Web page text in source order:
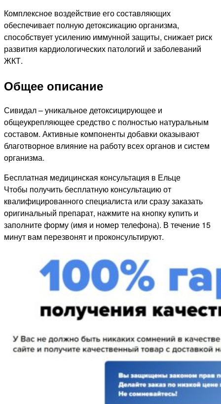
Комплексное воздействие его составляющих
обеспечивает полную детоксикацию организма,
способствует усилению иммунной защиты, снижает риск
развития кардиологических патологий и заболеваний
ЖКТ.
Общее описание
Сивидал – уникальное детоксицирующее и
общеукрепляющее средство с полностью натуральным
составом. Активные компоненты добавки оказывают
благотворное влияние на работу всех органов и систем
организма.
Бесплатная медицинская консультация в Ельце
Чтобы получить бесплатную консультацию от
квалифицированного специалиста или сразу заказать
оригинальный препарат, нажмите на кнопку купить и
заполните форму (имя и номер телефона). В течение 15
минут вам перезвонят и проконсультируют.